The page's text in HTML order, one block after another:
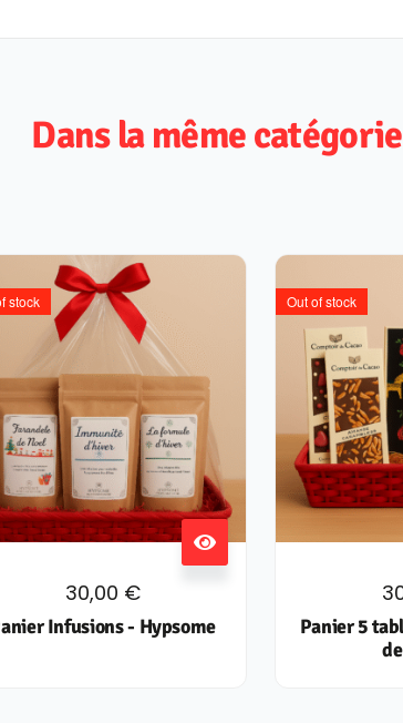
Dans la même catégorie
stock
30,00 €
Infusions - Hypsome
Out of stock
Panier 5